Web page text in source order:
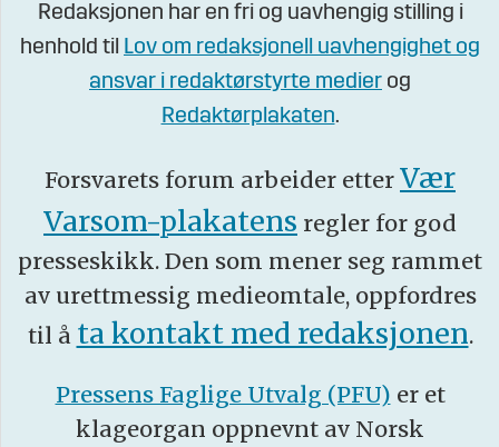
Redaksjonen har en fri og uavhengig stilling i
henhold til Lov om redaksjonell uavhengighet og
ansvar i redaktørstyrte medier og
Redaktørplakaten.
Forsvarets forum arbeider etter Vær
Varsom-plakatens regler for god
presseskikk. Den som mener seg rammet
av urettmessig medieomtale, oppfordres
til å ta kontakt med redaksjonen.
Pressens Faglige Utvalg (PFU) er et
klageorgan oppnevnt av Norsk